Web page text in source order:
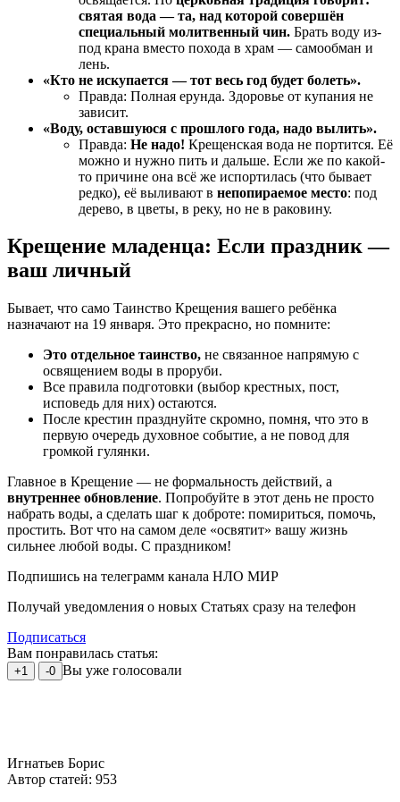
святая вода — та, над которой совершён
специальный молитвенный чин. Брать воду из-
под крана вместо похода в храм — самообман и
лень.
«Кто не искупается — тот весь год будет болеть».
Правда: Полная ерунда. Здоровье от купания не
зависит.
«Воду, оставшуюся с прошлого года, надо вылить».
Правда: Не надо! Крещенская вода не портится. Её
можно и нужно пить и дальше. Если же по какой-
то причине она всё же испортилась (что бывает
редко), её выливают в непопираемое место: под
дерево, в цветы, в реку, но не в раковину.
Крещение младенца: Если праздник —
ваш личный
Бывает, что само Таинство Крещения вашего ребёнка
назначают на 19 января. Это прекрасно, но помните:
Это отдельное таинство, не связанное напрямую с
освящением воды в проруби.
Все правила подготовки (выбор крестных, пост,
исповедь для них) остаются.
После крестин празднуйте скромно, помня, что это в
первую очередь духовное событие, а не повод для
громкой гулянки.
Главное в Крещение — не формальность действий, а
внутреннее обновление. Попробуйте в этот день не просто
набрать воды, а сделать шаг к доброте: помириться, помочь,
простить. Вот что на самом деле «освятит» вашу жизнь
сильнее любой воды. С праздником!
Подпишись на телеграмм канала НЛО МИР
Получай уведомления о новых Статьях сразу на телефон
Подписаться
Вам понравилась статья:
+1 -0 Вы уже голосовали
Игнатьев Борис
Автор статей: 953